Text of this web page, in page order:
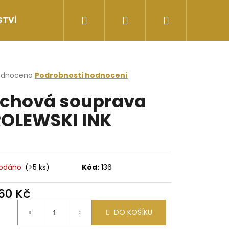
II.JAKOST Doprava a ceny doručení
Přihlášení
Podrobnosti hodnocení
souprava
INK
(>5 ks) Kód: 136
Kč
DO KOŠÍKU
Následující